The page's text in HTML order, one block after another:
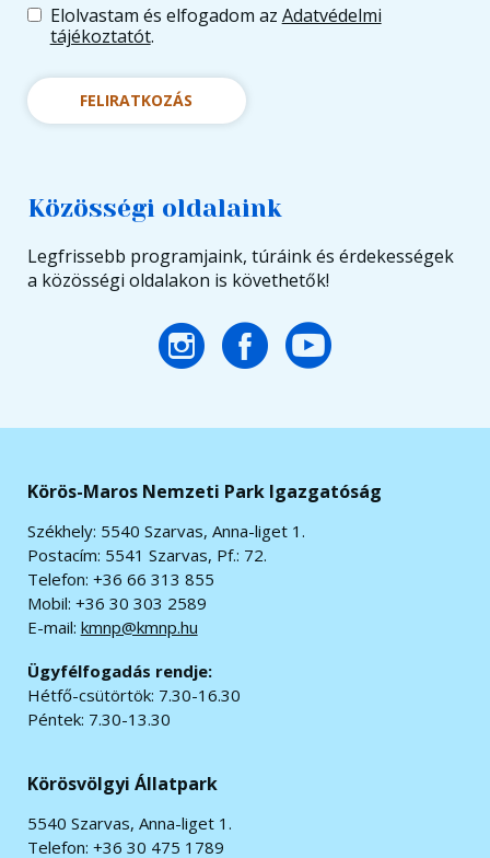
Elolvastam és elfogadom az Adatvédelmi
tájékoztatót.
FELIRATKOZÁS
Közösségi oldalaink
Legfrissebb programjaink, túráink és érdekességek
a közösségi oldalakon is követhetők!
Körös-Maros Nemzeti Park Igazgatóság
Székhely: 5540 Szarvas, Anna-liget 1.
Postacím: 5541 Szarvas, Pf.: 72.
Telefon: +36 66 313 855
Mobil: +36 30 303 2589
E-mail: kmnp@kmnp.hu
Ügyfélfogadás rendje:
Hétfő-csütörtök: 7.30-16.30
Péntek: 7.30-13.30
Körösvölgyi Állatpark
5540 Szarvas, Anna-liget 1.
Telefon: +36 30 475 1789